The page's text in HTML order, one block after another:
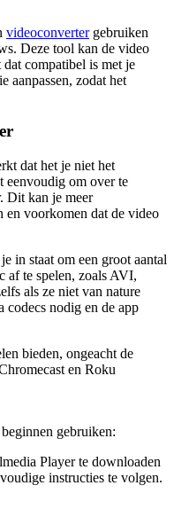
videoconvertergebruiken
Deze tool kan de video
dat compatibel is met je
aanpassen, zodat het
dat het je niet het
eenvoudig om over te
Dit kan je meer
en voorkomen dat de video
in staat om een groot aantal
af te spelen, zoals AVI,
als ze niet van nature
codecs nodig en de app
bieden, ongeacht de
en Roku
gebruiken:
Player te downloaden
instructies te volgen.